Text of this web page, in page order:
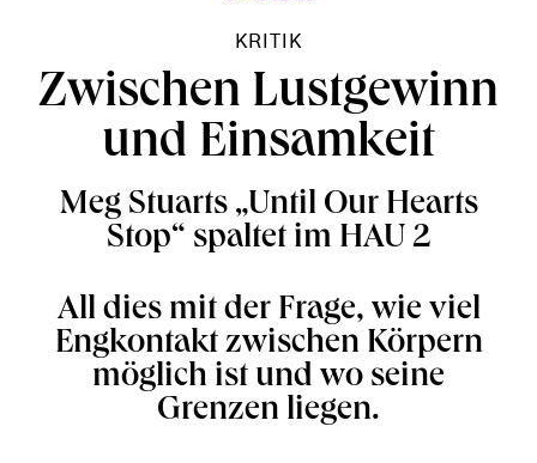
KRITIK
Zwischen Lustgewinn
und Einsamkeit
Meg Stuarts „Until Our Hearts
Stop“ spaltet im HAU 2
All dies mit der Frage, wie viel
Engkontakt zwischen Körpern
möglich ist und wo seine
Grenzen liegen.